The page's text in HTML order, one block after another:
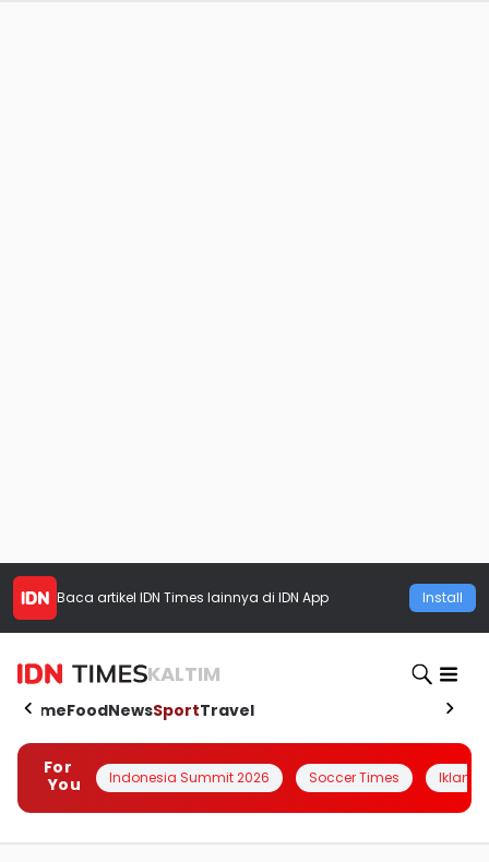
Baca artikel IDN Times lainnya di IDN App Install
KALTIM
HomeFoodNewsSportTravel
For
You
Indonesia Summit 2026 Soccer Times Iklanin